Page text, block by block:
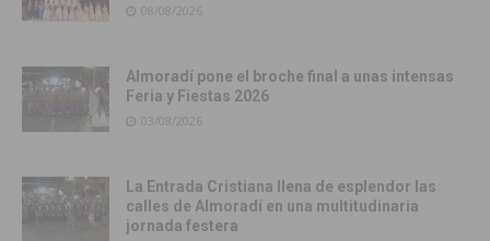
08/08/2026
Almoradí pone el broche final a unas intensas
Feria y Fiestas 2026
03/08/2026
La Entrada Cristiana llena de esplendor las
calles de Almoradí en una multitudinaria
jornada festera